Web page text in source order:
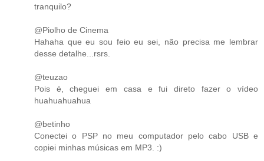
tranquilo?
@Piolho de Cinema
Hahaha que eu sou feio eu sei, não precisa me lembrar
desse detalhe...rsrs.
@teuzao
Pois é, cheguei em casa e fui direto fazer o vídeo
huahuahuahua
@betinho
Conectei o PSP no meu computador pelo cabo USB e
copiei minhas músicas em MP3. :)